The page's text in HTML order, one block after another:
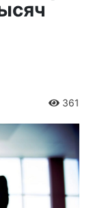
361